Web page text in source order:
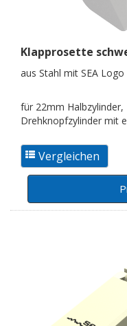
Klapprosette
aus Stahl mit SEA Logo
für 22mm Halbzylinder,
Drehknopfzylinder mit